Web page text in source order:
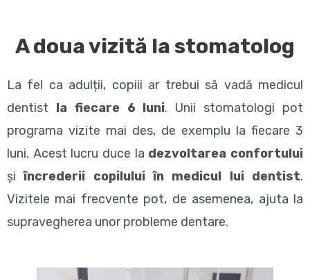
A doua vizită la stomatolog
La fel ca adulții, copiii ar trebui să vadă medicul
dentist la fiecare 6 luni. Unii stomatologi pot
programa vizite mai des, de exemplu la fiecare 3
luni. Acest lucru duce la dezvoltarea confortului
șiîncrederii copilului în medicul lui dentist.
Vizitele mai frecvente pot, de asemenea, ajuta la
supravegherea unor probleme dentare.